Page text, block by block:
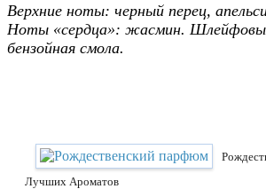
Верхние ноты: черный перец,
Ноты «сердца»: жасмин.
бензойная смола.
Лучших Ароматов